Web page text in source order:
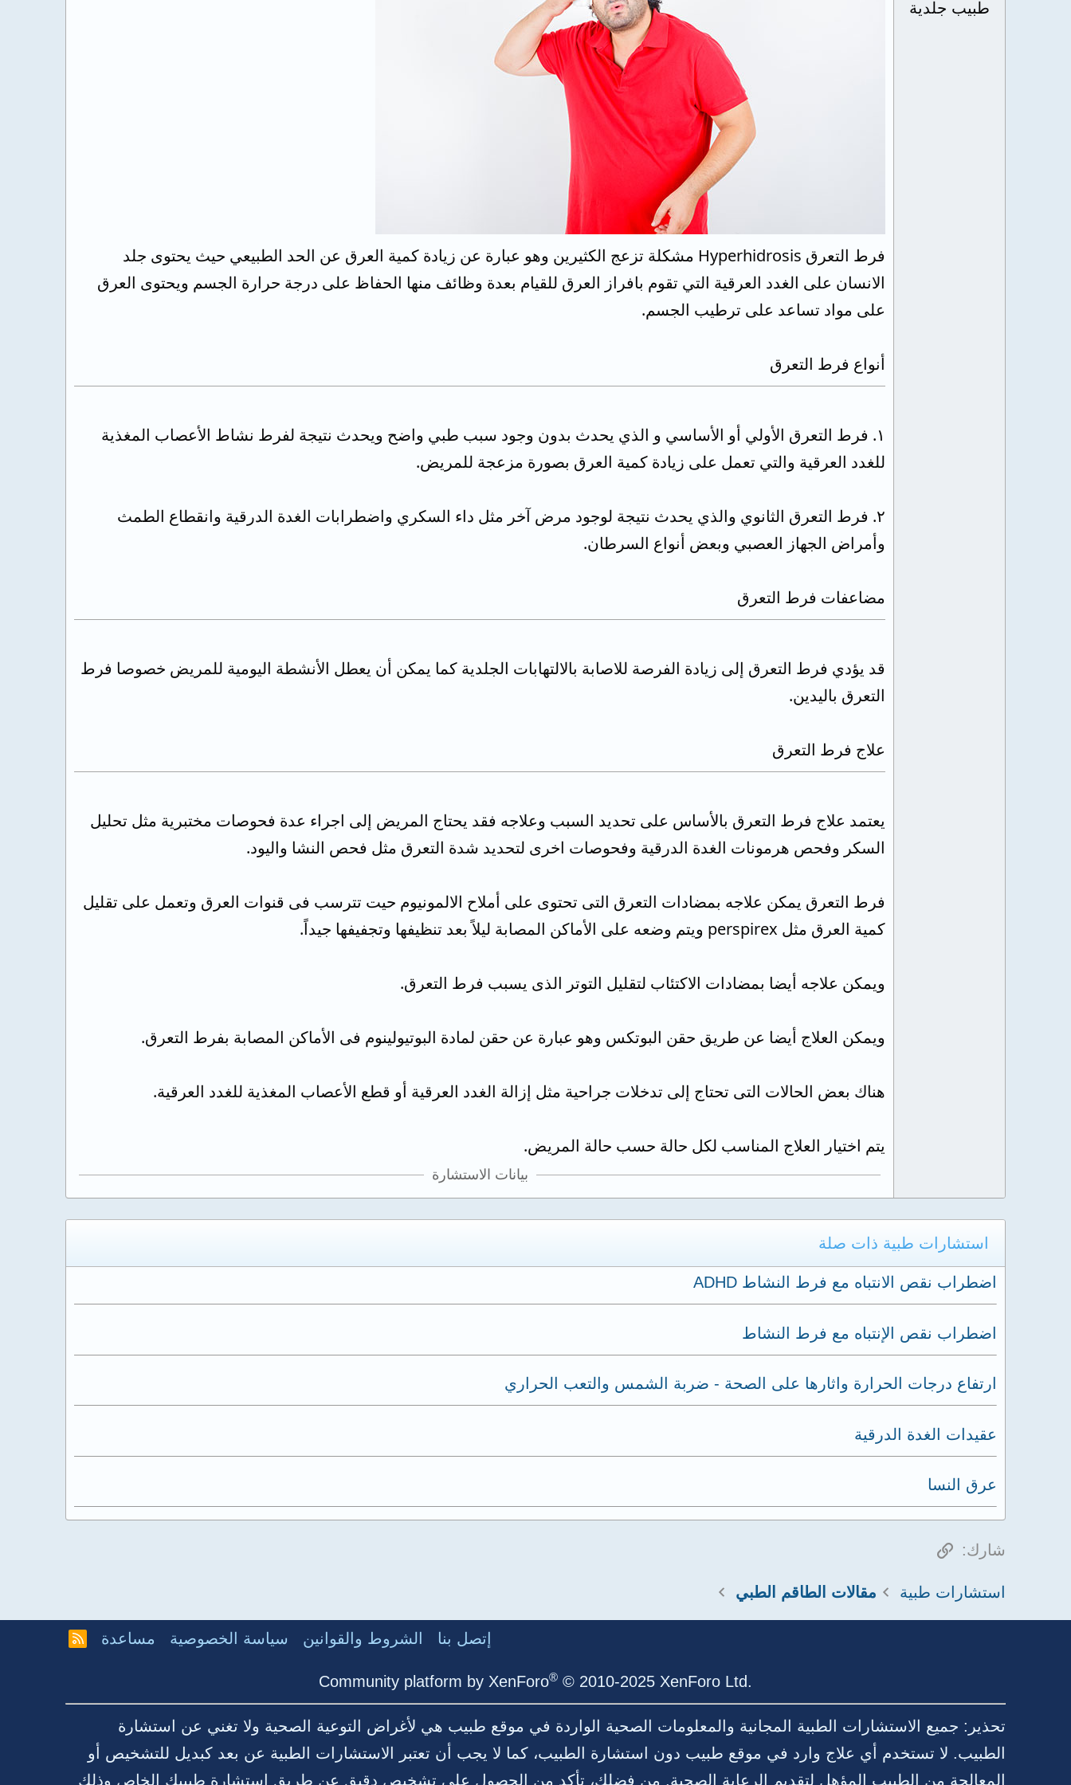
طبيب جلدية
فرط التعرق Hyperhidrosis مشكلة تزعج الكثيرين وهو عبارة عن زيادة كمية العرق عن الحد الطبيعي حيث يحتوى جلد
الانسان على الغدد العرقية التي تقوم بافراز العرق للقيام بعدة وظائف منها الحفاظ على درجة حرارة الجسم ويحتوى العرق
على مواد تساعد على ترطيب الجسم.
أنواع فرط التعرق
١. فرط التعرق الأولي أو الأساسي و الذي يحدث بدون وجود سبب طبي واضح ويحدث نتيجة لفرط نشاط الأعصاب المغذية
للغدد العرقية والتي تعمل على زيادة كمية العرق بصورة مزعجة للمريض.
٢. فرط التعرق الثانوي والذي يحدث نتيجة لوجود مرض آخر مثل داء السكري واضطرابات الغدة الدرقية وانقطاع الطمث
وأمراض الجهاز العصبي وبعض أنواع السرطان.
مضاعفات فرط التعرق
قد يؤدي فرط التعرق إلى زيادة الفرصة للاصابة بالالتهابات الجلدية كما يمكن أن يعطل الأنشطة اليومية للمريض خصوصا فرط
التعرق باليدين.
علاج فرط التعرق
يعتمد علاج فرط التعرق بالأساس على تحديد السبب وعلاجه فقد يحتاج المريض إلى اجراء عدة فحوصات مختبرية مثل تحليل
السكر وفحص هرمونات الغدة الدرقية وفحوصات اخرى لتحديد شدة التعرق مثل فحص النشا واليود.
فرط التعرق يمكن علاجه بمضادات التعرق التى تحتوى على أملاح الالمونيوم حيت تترسب فى قنوات العرق وتعمل على تقليل
كمية العرق مثل perspirex ويتم وضعه على الأماكن المصابة ليلاً بعد تنظيفها وتجفيفها جيداً.
ويمكن علاجه أيضا بمضادات الاكتئاب لتقليل التوتر الذى يسبب فرط التعرق.
ويمكن العلاج أيضا عن طريق حقن البوتكس وهو عبارة عن حقن لمادة البوتيولينوم فى الأماكن المصابة بفرط التعرق.
هناك بعض الحالات التى تحتاج إلى تدخلات جراحية مثل إزالة الغدد العرقية أو قطع الأعصاب المغذية للغدد العرقية.
يتم اختيار العلاج المناسب لكل حالة حسب حالة المريض.
بيانات الاستشارة
استشارات طبية ذات صلة
اضطراب نقص الانتباه مع فرط النشاط ADHD
اضطراب نقص الإنتباه مع فرط النشاط
ارتفاع درجات الحرارة واثارها على الصحة - ضربة الشمس والتعب الحراري
عقيدات الغدة الدرقية
عرق النسا
شارك: الرابط
استشارات طبية مقالات الطاقم الطبي
إتصل بنا الشروط والقوانين سياسة الخصوصية مساعدة
Community platform by XenForo® © 2010-2025 XenForo Ltd.
تحذير: جميع الاستشارات الطبية المجانية والمعلومات الصحية الواردة في موقع طبيب هي لأغراض التوعية الصحية ولا تغني عن استشارة
الطبيب. لا تستخدم أي علاج وارد في موقع طبيب دون استشارة الطبيب، كما لا يجب أن تعتبر الاستشارات الطبية عن بعد كبديل للتشخيص أو
المعالجة من الطبيب المؤهل لتقديم الرعاية الصحية. من فضلك، تأكد من الحصول على تشخيص دقيق عن طريق استشارة طبيبك الخاص وذلك